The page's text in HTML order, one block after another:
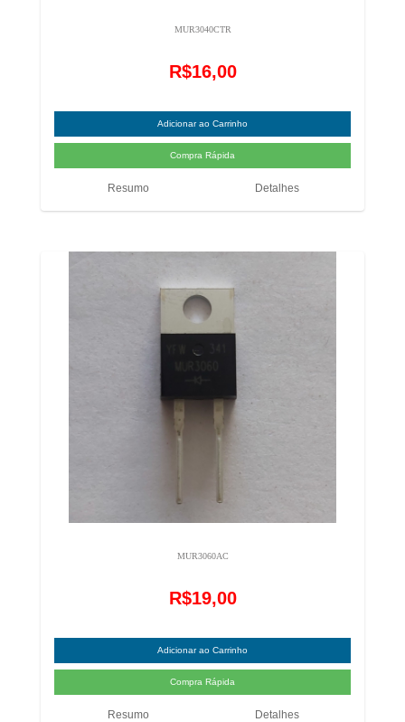
MUR3040CTR
R$16,00
Resumo Detalhes
MUR3060AC
R$19,00
Resumo Detalhes